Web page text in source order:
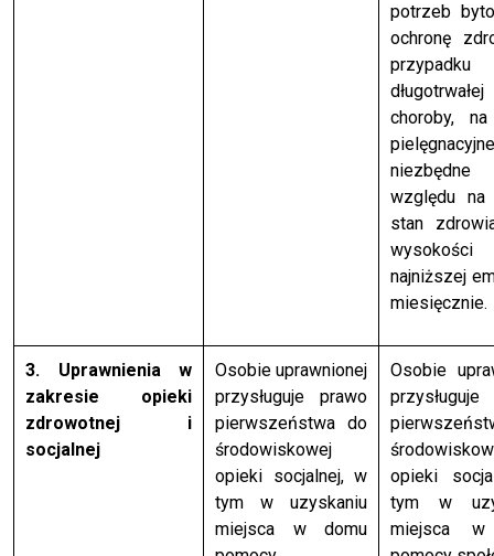
potrzeb
ochronę
przypadku
długotrwałej
choroby, na
pielęgnacyjne
względu
stan
wysokości
najniższej
miesięcznie.
3. Uprawnienia w
zakresie opieki
zdrowotnej i
socjalnej
Osobie uprawnionej
przysługuje prawo
pierwszeństwa do
środowiskowej
opieki socjalnej, w
tym w uzyskaniu
miejsca w domu
Osobie
opieki
tym w
miejsca w